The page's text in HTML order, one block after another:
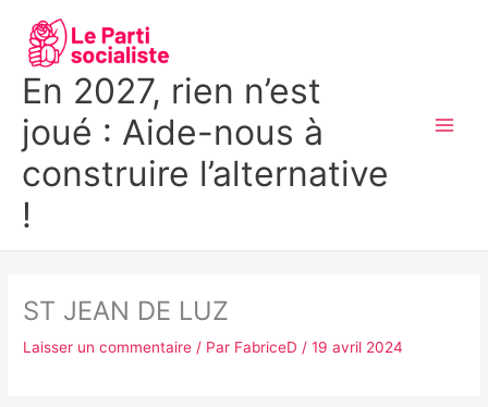
contenu
En 2027, rien n’est
joué : Aide-nous à
construire l’alternative
!
ST JEAN DE LUZ
Laisser un commentaire / Par FabriceD/19 avril 2024